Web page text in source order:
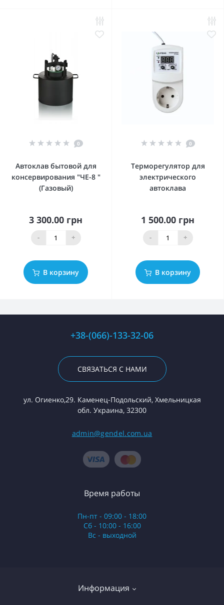
0
Автоклав бытовой для
консервирования "ЧЕ-8 "
(Газовый)
3 300.00 грн
- +
В корзину
0
Терморегулятор для
электрического
автоклава
1 500.00 грн
- +
В корзину
+38-(066)-133-32-06
СВЯЗАТЬСЯ С НАМИ
ул. Огиенко,29. Каменец-Подольский, Хмельницкая
обл. Украина, 32300
admin@gendel.com.ua
Информация
Время работы
Пн-пт - 09:00 - 18:00
Сб - 10:00 - 16:00
Вс - выходной